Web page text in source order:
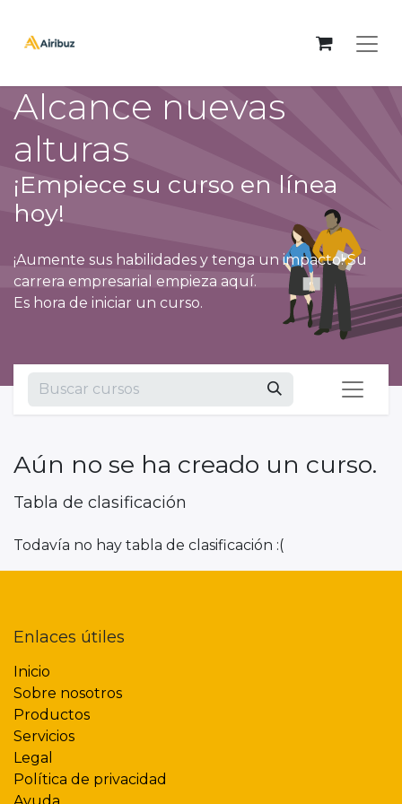
Alcance nuevas
alturas
¡Empiece su curso en línea
hoy!
¡Aumente sus habilidades y tenga un impacto! Su
carrera empresarial empieza aquí.
Es hora de iniciar un curso.
Tabla de clasificación
Todavía no hay tabla de clasificación :(
Aún no se ha creado un curso.
Enlaces útiles
Inicio
Sobre nosotros
Productos
Servicios
Legal
Política de privacidad